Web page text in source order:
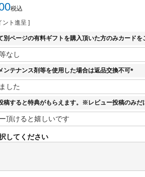
税込
ント進呈 ]
別ページの有料ギフトを購入頂いた方のみカードを
ンテナンス剤等を使用した場合は返品交換不可
(
須
稿すると特典がもらえます。※レビュー投稿のみだ
してください